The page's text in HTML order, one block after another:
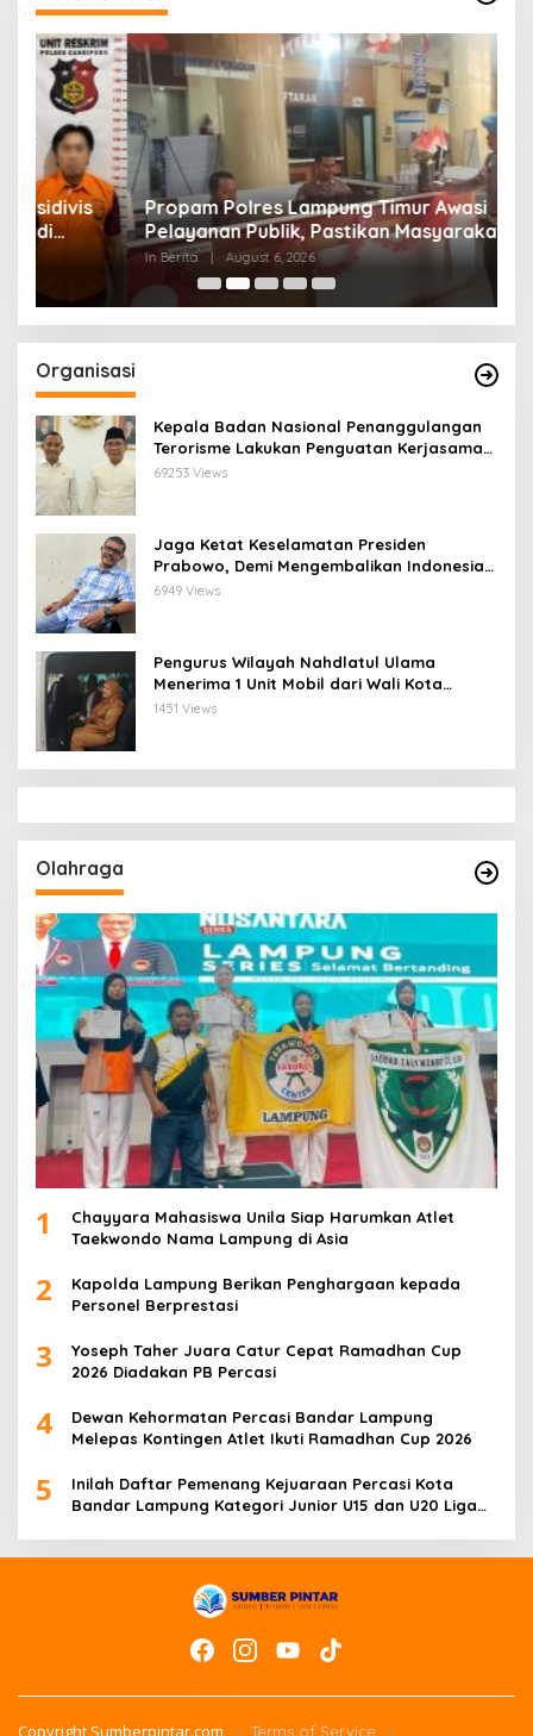
Propam Polres Lampung Timur Awasi
Pelayanan Publik, Pastikan Masyarakat
Terlayani Secara Profesional
In Berita August 6, 2026
Organisasi
Kepala Badan Nasional Penanggulangan
Terorisme Lakukan Penguatan Kerjasama
Ketua Pengurus Besar Nahdlatul Ulama
69253 Views
Jaga Ketat Keselamatan Presiden
Prabowo, Demi Mengembalikan Indonesia
Menjadi Macan Asia
6949 Views
Pengurus Wilayah Nahdlatul Ulama
Menerima 1 Unit Mobil dari Wali Kota
Bandar Lampung
1451 Views
Olahraga
1
Chayyara Mahasiswa Unila Siap Harumkan Atlet
Taekwondo Nama Lampung di Asia
2
Kapolda Lampung Berikan Penghargaan kepada
Personel Berprestasi
3
Yoseph Taher Juara Catur Cepat Ramadhan Cup
2026 Diadakan PB Percasi
4
Dewan Kehormatan Percasi Bandar Lampung
Melepas Kontingen Atlet Ikuti Ramadhan Cup 2026
5
Inilah Daftar Pemenang Kejuaraan Percasi Kota
Bandar Lampung Kategori Junior U15 dan U20 Liga
Copyright Sumberpintar.com Terms of Service